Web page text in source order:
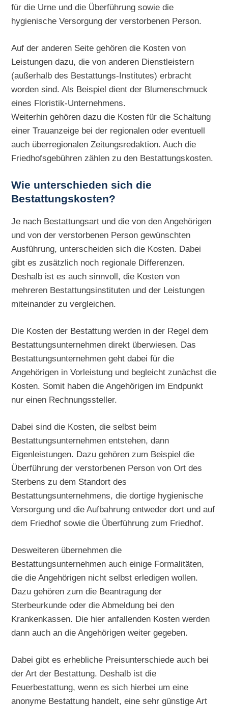
für die Urne und die Überführung sowie die
hygienische Versorgung der verstorbenen Person.
Auf der anderen Seite gehören die Kosten von
Leistungen dazu, die von anderen Dienstleistern
(außerhalb des Bestattungs-Institutes) erbracht
worden sind. Als Beispiel dient der Blumenschmuck
eines Floristik-Unternehmens.
Weiterhin gehören dazu die Kosten für die Schaltung
einer Trauanzeige bei der regionalen oder eventuell
auch überregionalen Zeitungsredaktion. Auch die
Friedhofsgebühren zählen zu den Bestattungskosten.
Wie unterschieden sich die
Bestattungskosten?
Je nach Bestattungsart und die von den Angehörigen
und von der verstorbenen Person gewünschten
Ausführung, unterscheiden sich die Kosten. Dabei
gibt es zusätzlich noch regionale Differenzen.
Deshalb ist es auch sinnvoll, die Kosten von
mehreren Bestattungsinstituten und der Leistungen
miteinander zu vergleichen.
Die Kosten der Bestattung werden in der Regel dem
Bestattungsunternehmen direkt überwiesen. Das
Bestattungsunternehmen geht dabei für die
Angehörigen in Vorleistung und begleicht zunächst die
Kosten. Somit haben die Angehörigen im Endpunkt
nur einen Rechnungssteller.
Dabei sind die Kosten, die selbst beim
Bestattungsunternehmen entstehen, dann
Eigenleistungen. Dazu gehören zum Beispiel die
Überführung der verstorbenen Person von Ort des
Sterbens zu dem Standort des
Bestattungsunternehmens, die dortige hygienische
Versorgung und die Aufbahrung entweder dort und auf
dem Friedhof sowie die Überführung zum Friedhof.
Desweiteren übernehmen die
Bestattungsunternehmen auch einige Formalitäten,
die die Angehörigen nicht selbst erledigen wollen.
Dazu gehören zum die Beantragung der
Sterbeurkunde oder die Abmeldung bei den
Krankenkassen. Die hier anfallenden Kosten werden
dann auch an die Angehörigen weiter gegeben.
Dabei gibt es erhebliche Preisunterschiede auch bei
der Art der Bestattung. Deshalb ist die
Feuerbestattung, wenn es sich hierbei um eine
anonyme Bestattung handelt, eine sehr günstige Art